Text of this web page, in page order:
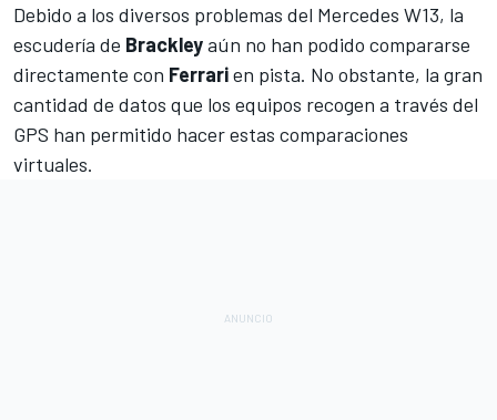
Debido a los diversos problemas del Mercedes W13, la
escudería de Brackleyaún no han podido compararse
directamente con Ferrarien pista. No obstante, la gran
cantidad de datos que los equipos recogen a través del
GPS han permitido hacer estas comparaciones
virtuales.